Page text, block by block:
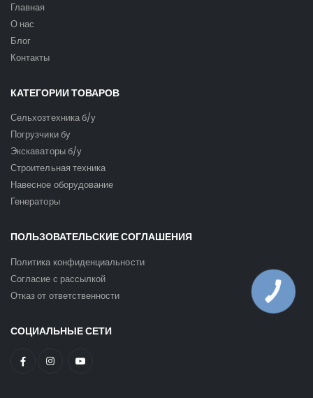
Главная
О нас
Блог
Контакты
КАТЕГОРИИ ТОВАРОВ
Сельхозтехника б/у
Погрузчики бу
Экскаваторы б/у
Строительная техника
Навесное оборудование
Генераторы
ПОЛЬЗОВАТЕЛЬСКИЕ СОГЛАШЕНИЯ
Политика конфиденциальности
Согласие с рассылкой
Отказ от ответственности
СОЦИАЛЬНЫЕ СЕТИ
КНОПКА
ЗВ'ЯЗКУ